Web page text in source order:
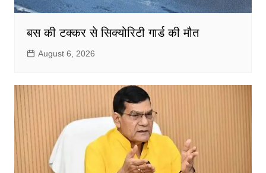
बस की टक्कर से सिक्योरिटी गार्ड की मौत
August 6, 2026